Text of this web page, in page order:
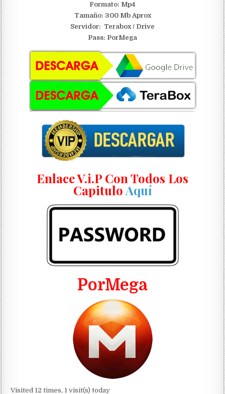
Formato: Mp4
Tamaño: 300 Mb Aprox
Servidor: Terabox / Drive
Pass: PorMega
Enlace V.i.P Con Todos Los
CapituloAquí
PorMega
Visited 12 times, 1 visit(s) today